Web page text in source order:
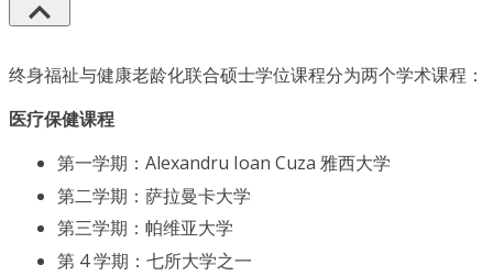
终身福祉与健康老龄化联合硕士学位课程分为两个学术课程：
医疗保健课程
第一学期：Alexandru Ioan Cuza 雅西大学
第二学期：萨拉曼卡大学
第三学期：帕维亚大学
第 4 学期：七所大学之一